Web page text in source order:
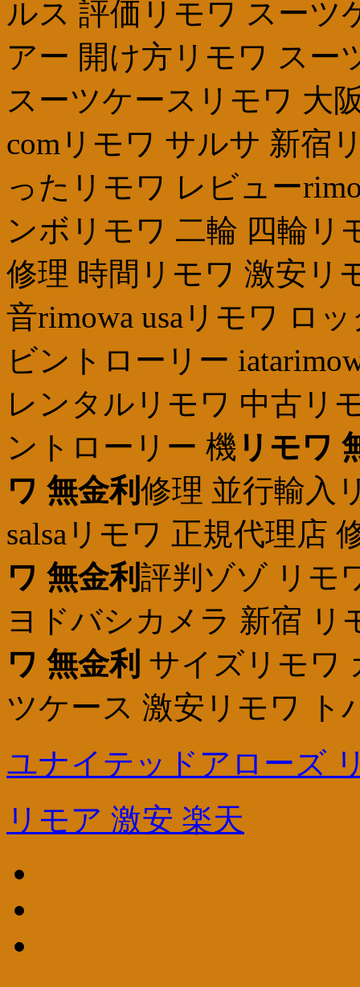
ルス 評価リモワ スーツ
アー 開け方リモワ スー
スーツケースリモワ 大
comリモワ サルサ 新宿
ったリモワ レビュー
ンボリモワ 二輪 四輪リ
修理 時間リモワ 激安リ
音rimowa usaリモワ ロ
ビントローリー
レンタルリモワ 中古リ
ントローリー 機 リモワ
ワ 無金利 修理 並行輸入
salsaリモワ 正規代理店
ワ 無金利 評判ゾゾ リモ
ヨドバシカメラ 新宿 リ
ワ 無金利 サイズリモワ
ツケース 激安リモワ ト
ユナイテッドアローズ
リモア 激安 楽天